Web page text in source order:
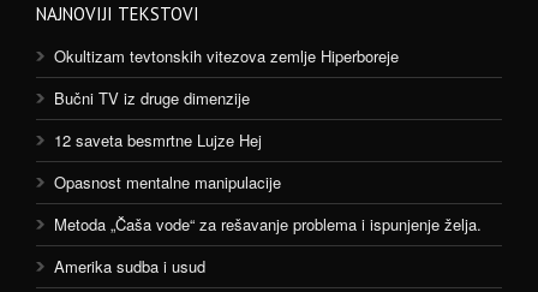
NAJNOVIJI TEKSTOVI
Okultizam tevtonskih vitezova zemlje Hiperboreje
Bučni TV iz druge dimenzije
12 saveta besmrtne Lujze Hej
Opasnost mentalne manipulacije
Metoda „Čaša vode“ za rešavanje problema i ispunjenje želja.
Amerika sudba i usud